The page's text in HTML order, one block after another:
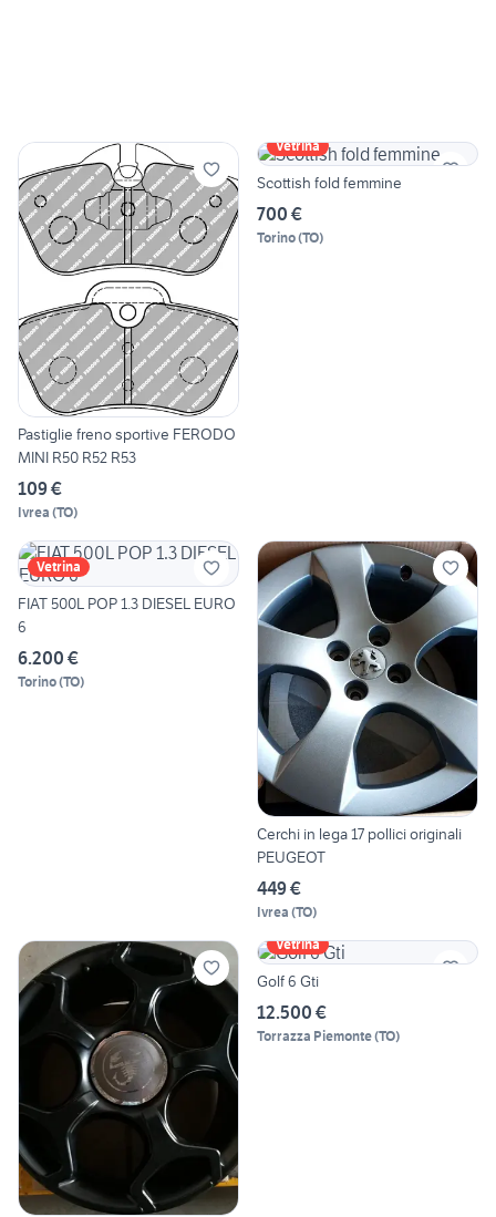
Pastiglie freno sportive FERODO
MINI R50 R52 R53
109 €
Ivrea (TO)
Vetrina
Scottish fold femmine
700 €
Torino(TO)
Vetrina
FIAT 500L POP 1.3 DIESEL EURO
6
6.200 €
Torino(TO)
Cerchi in lega 17 pollici originali
PEUGEOT
449 €
Ivrea (TO)
Vetrina
Golf 6 Gti
12.500 €
Torrazza Piemonte(TO)